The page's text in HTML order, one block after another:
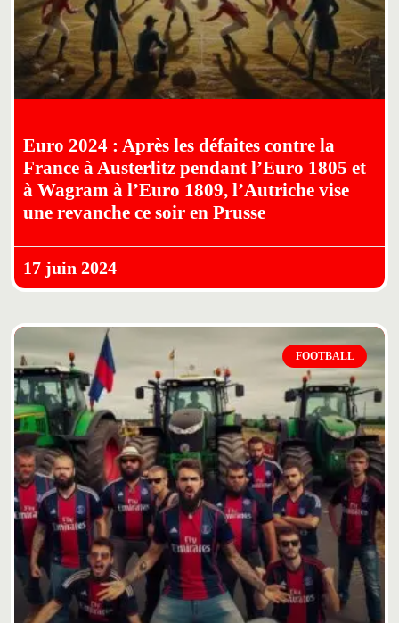
Euro 2024 : Après les défaites contre la
France à Austerlitz pendant l’Euro 1805 et
à Wagram à l’Euro 1809, l’Autriche vise
une revanche ce soir en Prusse
17 juin 2024
FOOTBALL